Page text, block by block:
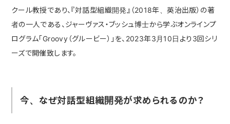
クール教授であり、『対話型組織開発』（2018年、英治出版）の著
者の一人である、ジャーヴァス・ブッシュ博士から学ぶオンラインプ
ログラム「Groovy（グルービー）」を、2023年3月10日より3回シリ
ーズで開催致します。
今、なぜ対話型組織開発が求められるのか？